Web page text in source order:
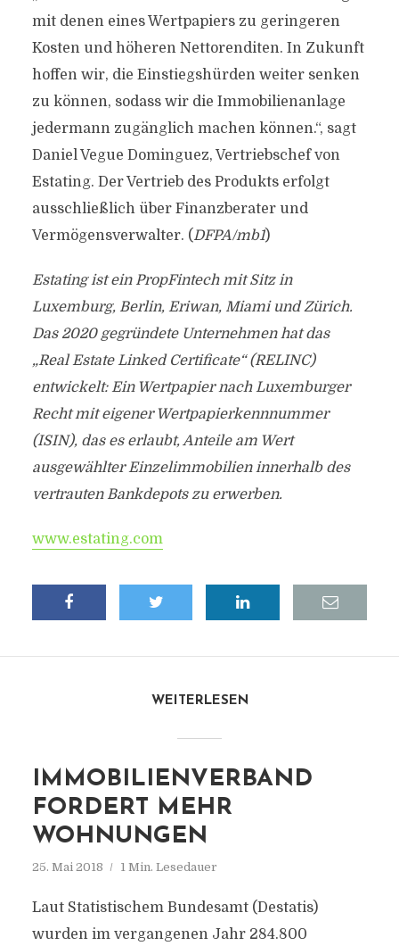
mit denen eines Wertpapiers zu geringeren
Kosten und höheren Nettorenditen. In Zukunft
hoffen wir, die Einstiegshürden weiter senken
zu können, sodass wir die Immobilienanlage
jedermann zugänglich machen können.“, sagt
Daniel Vegue Dominguez, Vertriebschef von
Estating. Der Vertrieb des Produkts erfolgt
ausschließlich über Finanzberater und
Vermögensverwalter. (DFPA/mb1)
Estating ist ein PropFintech mit Sitz in
Luxemburg, Berlin, Eriwan, Miami und Zürich.
Das 2020 gegründete Unternehmen hat das
„Real Estate Linked Certificate“ (RELINC)
entwickelt: Ein Wertpapier nach Luxemburger
Recht mit eigener Wertpapierkennnummer
(ISIN), das es erlaubt, Anteile am Wert
ausgewählter Einzelimmobilien innerhalb des
vertrauten Bankdepots zu erwerben.
www.estating.com
WEITERLESEN
IMMOBILIENVERBAND
FORDERT MEHR
WOHNUNGEN
25. Mai 2018 1 Min. Lesedauer
Laut Statistischem Bundesamt (Destatis)
wurden im vergangenen Jahr 284.800